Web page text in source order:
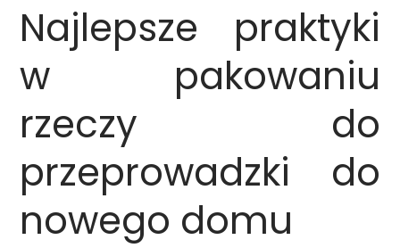
Najlepsze praktyki
w pakowaniu
rzeczy do
przeprowadzki do
nowego domu